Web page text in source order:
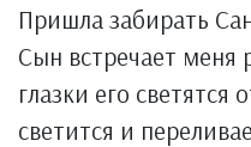
Пришла забирать
Сын встречает
глазки его светятся
светится и